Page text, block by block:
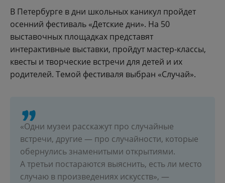
В Петербурге в дни школьных каникул пройдет
осенний фестиваль «‎Детские дни». На 50
выставочных площадках представят
интерактивные выставки, пройдут мастер-классы,
квесты и творческие встречи для детей и их
родителей. Темой фестиваля выбран «Случай».
«‎Одни музеи расскажут про случайные
встречи, другие — про случайности, которые
обернулись знаменитыми открытиями.
А третьи постараются выяснить, есть ли место
случаю в произведениях искусств», —